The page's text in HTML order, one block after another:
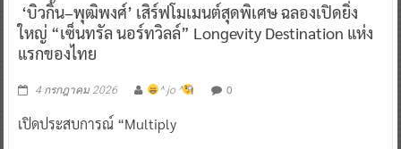
‘บิวกิ้น–พุฒิพงศ์’ เสิร์ฟโมเมนต์สุดพิเศษ ฉลองเปิดยิ่ง
ใหญ่ “เซ็นทรัล นอร์ทวิลล์” Longevity Destination แห่ง
แรกของไทย
4 กรกฎาคม 2026 ^ jo ^ 0
เปิดประสบการณ์ “Multiply